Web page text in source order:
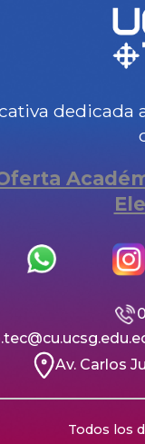
Av. Carlos
Todos los